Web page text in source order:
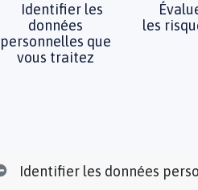
Identifier les
données
personnelles que
vous traitez
les
Identifier les données